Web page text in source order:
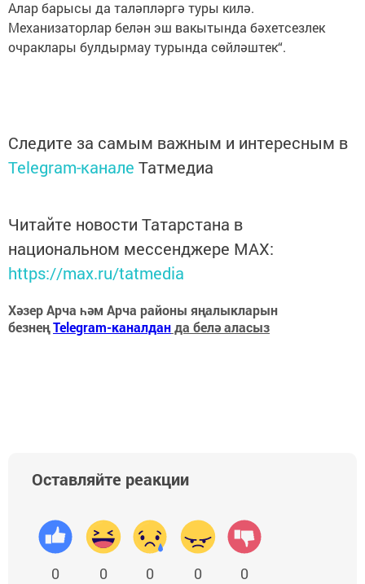
Алар барысы да таләпләргә туры килә.
Механизаторлар белән эш вакытында бәхетсезлек
очраклары булдырмау турында сөйләштек“.
Следите за самым важным и интересным в
Telegram-канале Татмедиа
Читайте новости Татарстана в
национальном мессенджере MАХ:
https://max.ru/tatmedia
Хәзер Арча һәм Арча районы яңалыкларын
безнеңTelegram-каналданда белә аласыз
Оставляйте реакции
0 0 0 0 0